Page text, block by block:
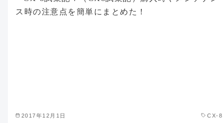
2017年12月1日 CX-8